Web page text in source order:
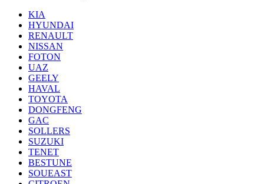
KIA
HYUNDAI
RENAULT
NISSAN
FOTON
UAZ
GEELY
HAVAL
TOYOTA
DONGFENG
GAC
SOLLERS
SUZUKI
TENET
BESTUNE
SOUEAST